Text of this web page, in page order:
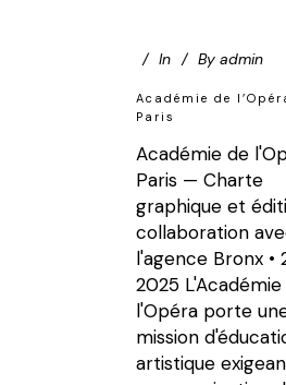
In By admin
Académie de
Paris
Académie de
Paris — Charte
graphique et
collaboration
l'agence Bronx •
2025
l'Opéra porte
mission
artistique